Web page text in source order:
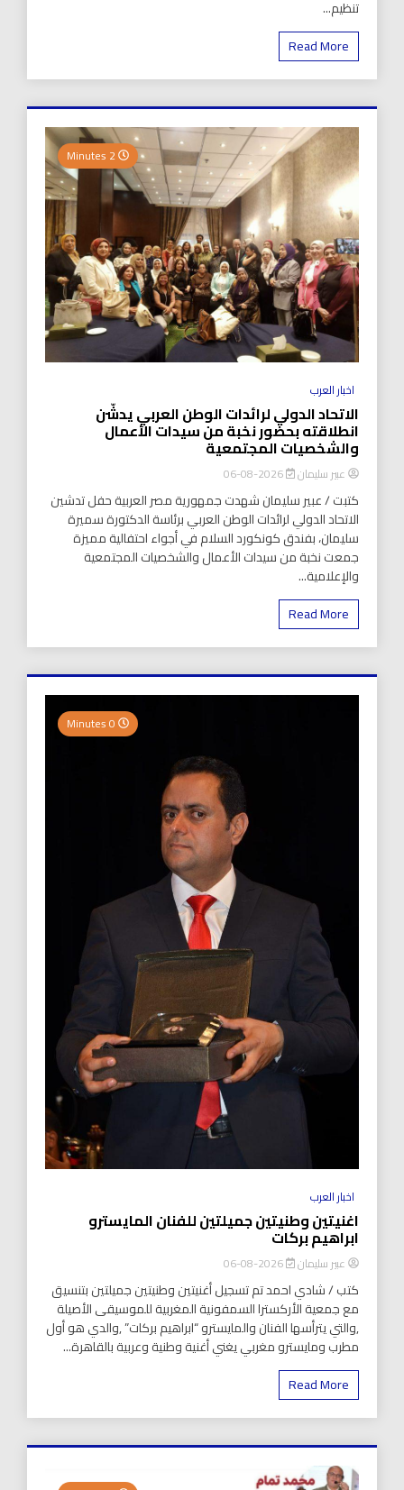
تنظيم...
Read More
اخبار العرب
الاتحاد الدولي لرائدات الوطن العربي يدشّن
انطلاقته بحضور نخبة من سيدات الأعمال
والشخصيات المجتمعية
عبير سليمان 2026-08-06
كتبت / عبير سليمان شهدت جمهورية مصر العربية حفل تدشين
الاتحاد الدولي لرائدات الوطن العربي برئاسة الدكتورة سميرة
سليمان، بفندق كونكورد السلام في أجواء احتفالية مميزة
جمعت نخبة من سيدات الأعمال والشخصيات المجتمعية
والإعلامية...
Read More
اخبار العرب
اغنيتين وطنيتين جميلتين للفنان المايسترو
ابراهيم بركات
عبير سليمان 2026-08-06
كتب / شادي احمد تم تسجيل أغنيتين وطنيتين جميلتين بتنسيق
مع جمعية الأركسترا السمفونية المغربية للموسيقى الأصيلة
,والتي يترأسها الفنان والمايسترو “ابراهيم بركات” ,والدي هو أول
مطرب ومايسترو مغربي يغني أغنية وطنية وعربية بالقاهرة...
Read More